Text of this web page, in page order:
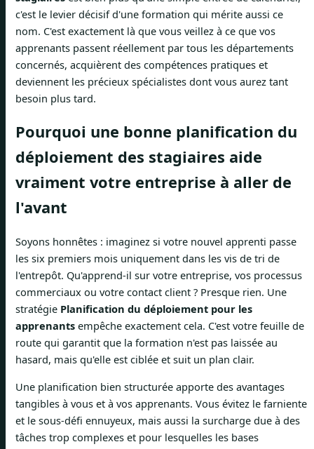
c'est le levier décisif d'une formation qui mérite aussi ce
nom. C'est exactement là que vous veillez à ce que vos
apprenants passent réellement par tous les départements
concernés, acquièrent des compétences pratiques et
deviennent les précieux spécialistes dont vous aurez tant
besoin plus tard.
Pourquoi une bonne planification du
déploiement des stagiaires aide
vraiment votre entreprise à aller de
l'avant
Soyons honnêtes : imaginez si votre nouvel apprenti passe
les six premiers mois uniquement dans les vis de tri de
l'entrepôt. Qu'apprend-il sur votre entreprise, vos processus
commerciaux ou votre contact client ? Presque rien. Une
stratégie Planification du déploiement pour les
apprenants empêche exactement cela. C'est votre feuille de
route qui garantit que la formation n'est pas laissée au
hasard, mais qu'elle est ciblée et suit un plan clair.
Une planification bien structurée apporte des avantages
tangibles à vous et à vos apprenants. Vous évitez le farniente
et le sous-défi ennuyeux, mais aussi la surcharge due à des
tâches trop complexes et pour lesquelles les bases